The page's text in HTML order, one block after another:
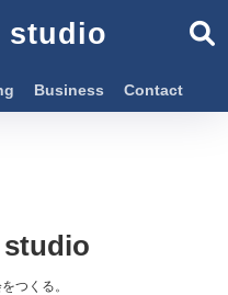
studio
Business Contact
つくる。